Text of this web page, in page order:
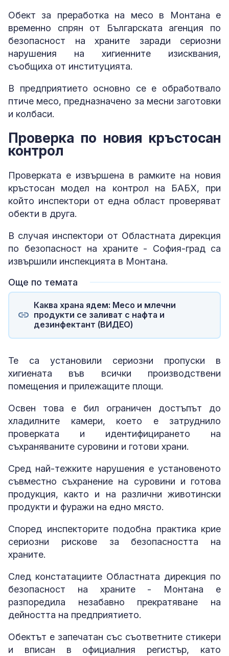
Обект за преработка на месо в Монтана е
временно спрян от Българската агенция по
безопасност на храните заради сериозни
нарушения на хигиенните изисквания,
съобщиха от институцията.
В предприятието основно се е обработвало
птиче месо, предназначено за месни заготовки
и колбаси.
Проверка по новия кръстосан
контрол
Проверката е извършена в рамките на новия
кръстосан модел на контрол на БАБХ, при
който инспектори от една област проверяват
обекти в друга.
В случая инспектори от Областната дирекция
по безопасност на храните - София-град са
извършили инспекцията в Монтана.
Още по темата
Каква храна ядем: Месо и млечни
продукти се заливат с нафта и
дезинфектант (ВИДЕО)
Те са установили сериозни пропуски в
хигиената във всички производствени
помещения и прилежащите площи.
Освен това е бил ограничен достъпът до
хладилните камери, което е затруднило
проверката и идентифицирането на
съхраняваните суровини и готови храни.
Сред най-тежките нарушения е установеното
съвместно съхранение на суровини и готова
продукция, както и на различни животински
продукти и фуражи на едно място.
Според инспекторите подобна практика крие
сериозни рискове за безопасността на
храните.
След констатациите Областната дирекция по
безопасност на храните - Монтана е
разпоредила незабавно прекратяване на
дейността на предприятието.
Обектът е запечатан със съответните стикери
и вписан в официалния регистър, като